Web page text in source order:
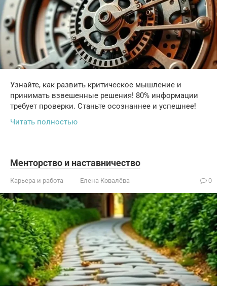
Узнайте, как развить критическое мышление и
принимать взвешенные решения! 80% информации
требует проверки. Станьте осознаннее и успешнее!
Читать полностью
Менторство и наставничество
Карьера и работа Елена Ковалёва 0